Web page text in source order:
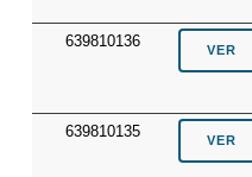
639810136
639810135